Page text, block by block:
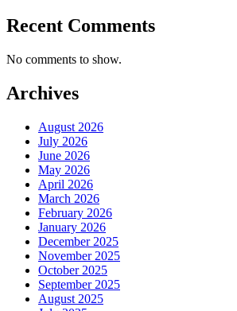
Recent Comments
No comments to show.
Archives
August 2026
July 2026
June 2026
May 2026
April 2026
March 2026
February 2026
January 2026
December 2025
November 2025
October 2025
September 2025
August 2025